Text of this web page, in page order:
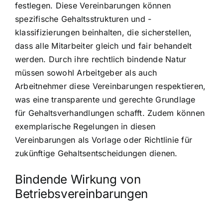
festlegen. Diese Vereinbarungen können
spezifische Gehaltsstrukturen und -
klassifizierungen beinhalten, die sicherstellen,
dass alle Mitarbeiter gleich und fair behandelt
werden. Durch ihre rechtlich bindende Natur
müssen sowohl Arbeitgeber als auch
Arbeitnehmer diese Vereinbarungen respektieren,
was eine transparente und gerechte Grundlage
für Gehaltsverhandlungen schafft. Zudem können
exemplarische Regelungen in diesen
Vereinbarungen als Vorlage oder Richtlinie für
zukünftige Gehaltsentscheidungen dienen.
Bindende Wirkung von
Betriebsvereinbarungen